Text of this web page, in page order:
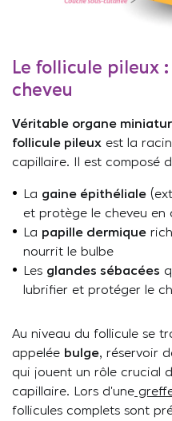
Le follicule pileux
cheveu
Véritable organe
follicule pileux est la
capillaire. Il est composé
La gaine épithéliale
et protège le cheveu en
La papille dermique
nourrit le bulbe
Les glandes sébacées
lubrifier et protéger le
Au niveau du follicule se
appelée bulge, réservoir
qui jouent un rôle crucial
capillaire. Lors d’une
follicules complets sont